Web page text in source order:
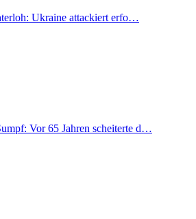
Ukraine attackiert erfo…
Vor 65 Jahren scheiterte d…